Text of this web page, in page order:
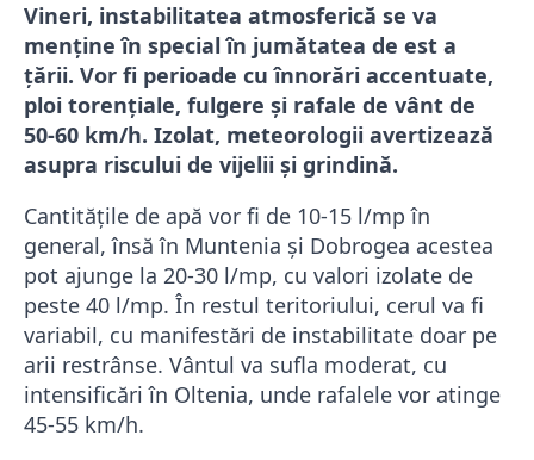
Vineri, instabilitatea atmosferică se va
menține în special în jumătatea de est a
țării. Vor fi perioade cu înnorări accentuate,
ploi torențiale, fulgere și rafale de vânt de
50-60 km/h. Izolat, meteorologii avertizează
asupra riscului de vijelii și grindină.
Cantitățile de apă vor fi de 10-15 l/mp în
general, însă în Muntenia și Dobrogea acestea
pot ajunge la 20-30 l/mp, cu valori izolate de
peste 40 l/mp. În restul teritoriului, cerul va fi
variabil, cu manifestări de instabilitate doar pe
arii restrânse. Vântul va sufla moderat, cu
intensificări în Oltenia, unde rafalele vor atinge
45-55 km/h.